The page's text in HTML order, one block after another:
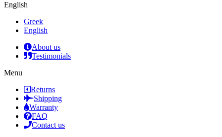
English
Greek
English
About us
Testimonials
Menu
Returns
Shipping
Warranty
FAQ
Contact us